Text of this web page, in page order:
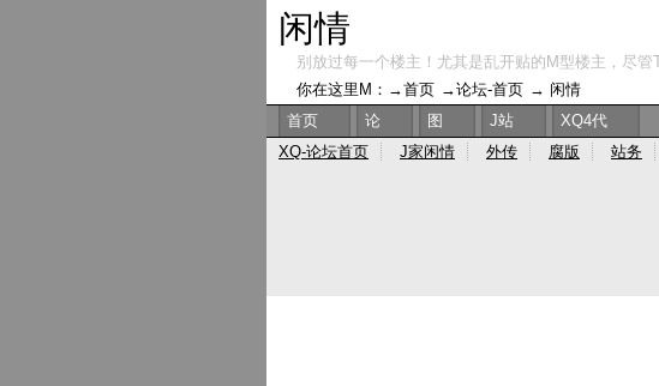
闲情
别放过每一个楼主！尤其是乱开贴的M型楼主，尽
你在这里M：→首页 →论坛-首页 → 闲情
首页
论 图 J站
XQ4代
XQ-论坛首页 J家闲情 外传 腐版 站务